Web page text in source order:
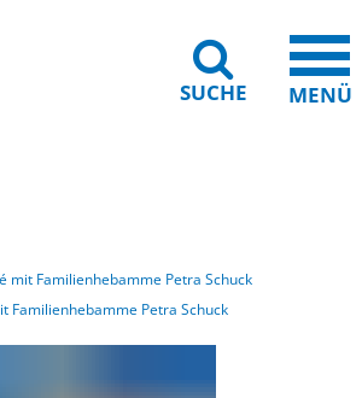
SUCHE MENÜ
mit Familienhebamme Petra Schuck
Familienhebamme Petra Schuck